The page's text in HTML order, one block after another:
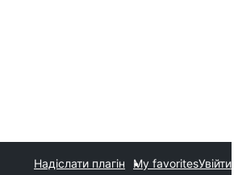
Надіслати плагін My favoritesУвійти